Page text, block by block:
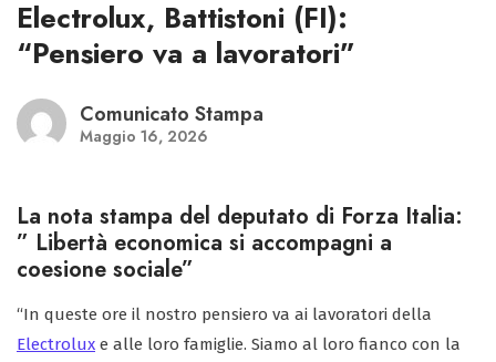
Electrolux, Battistoni (FI):
“Pensiero va a lavoratori”
Comunicato Stampa
Maggio 16, 2026
La nota stampa del deputato di Forza Italia:
” Libertà economica si accompagni a
coesione sociale”
“In queste ore il nostro pensiero va ai lavoratori della
Electrolux e alle loro famiglie. Siamo al loro fianco con la